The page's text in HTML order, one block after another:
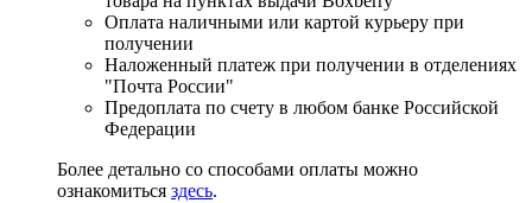
Оплата наличными или картой курьеру при
получении
Наложенный платеж при получении в отделениях
"Почта России"
Предоплата по счету в любом банке Российской
Федерации
Более детально со способами оплаты можно
ознакомиться здесь.